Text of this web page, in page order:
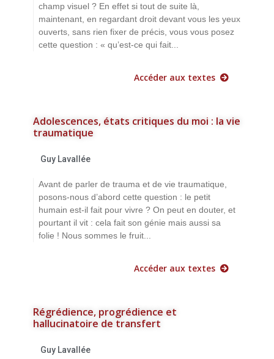
champ visuel ? En effet si tout de suite là,
maintenant, en regardant droit devant vous les yeux
ouverts, sans rien fixer de précis, vous vous posez
cette question : « qu’est-ce qui fait...
Accéder aux textes
Adolescences, états critiques du moi : la vie
traumatique
Guy Lavallée
Avant de parler de trauma et de vie traumatique,
posons-nous d’abord cette question : le petit
humain est-il fait pour vivre ? On peut en douter, et
pourtant il vit : cela fait son génie mais aussi sa
folie ! Nous sommes le fruit...
Accéder aux textes
Régrédience, progrédience et
hallucinatoire de transfert
Guy Lavallée